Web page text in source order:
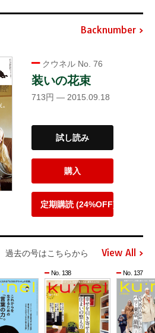
Backnumber
クウネル No. 76
装いの花束
713円 — 2015.09.18
試し読み
購入
定期購読 (24%OFF)
過去の号はこちらから View All
No. 138 No. 137